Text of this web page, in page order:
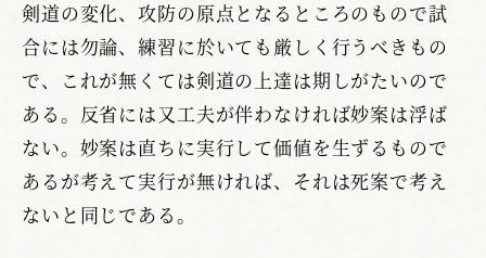
剣道の変化、攻防の原点となるところのもので試
合には勿論、練習に於いても厳しく行うべきもの
で、これが無くては剣道の上達は期しがたいので
ある。反省には又工夫が伴わなければ妙案は浮ば
ない。妙案は直ちに実行して価値を生ずるもので
あるが考えて実行が無ければ、それは死案で考え
ないと同じである。